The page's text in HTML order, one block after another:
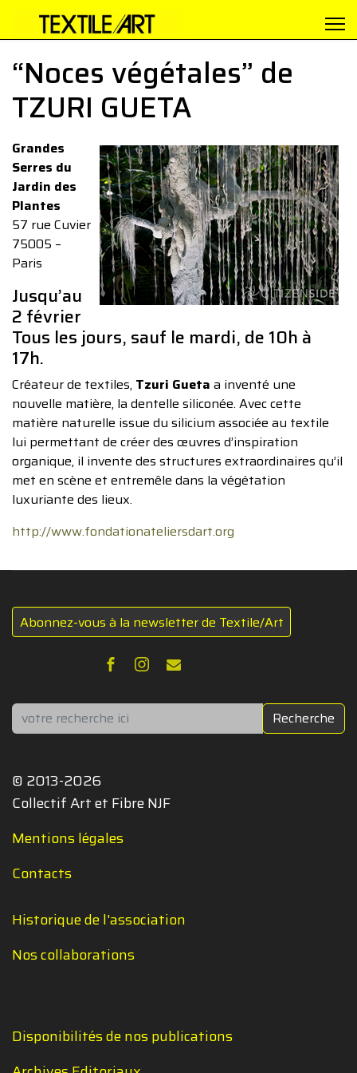
“Noces végétales” de
TZURI GUETA
Grandes
Serres du
Jardin des
Plantes
57 rue Cuvier
75005 –
Paris
Jusqu’au
2 février
Tous les jours, sauf le mardi, de 10h à
17h.
Créateur de textiles, Tzuri Gueta a inventé une
nouvelle matière, la dentelle siliconée. Avec cette
matière naturelle issue du silicium associée au textile
lui permettant de créer des œuvres d’inspiration
organique, il invente des structures extraordinaires qu’il
met en scène et entremêle dans la végétation
luxuriante des lieux.
http://www.fondationateliersdart.org
Abonnez-vous à la newsletter de Textile/Art
Rechercher Recherche
© 2013-2026
Collectif Art et Fibre NJF
Mentions légales
Contacts
Historique de l'association
Nos collaborations
Disponibilités de nos publications